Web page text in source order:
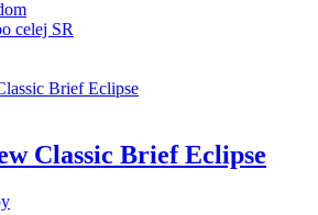
celej SR
Classic Brief Eclipse